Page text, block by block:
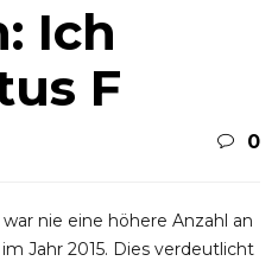
Ich
F
0
nie eine höhere Anzahl an
Jahr 2015. Dies verdeutlicht